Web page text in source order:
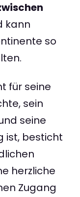
kann
so
für seine
sein
seine
ist, besticht
herzliche
Zugang